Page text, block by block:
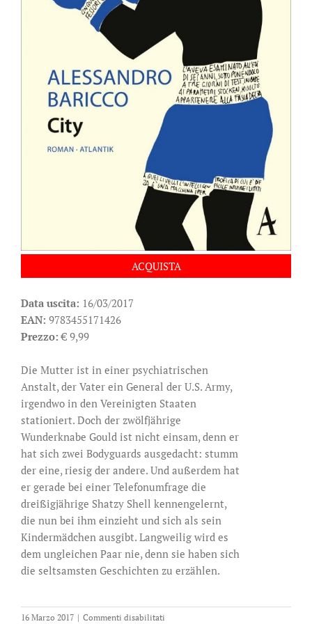
ACQUISTA
Data uscita: 16/03/2017
EAN: 9783455171426
Prezzo: € 9,99
Die Mutter ist in einer psychiatrischen
Anstalt, der Vater ein General der U.S. Army,
irgendwo in den Vereinigten Staaten
stationiert. Doch der zwölfjährige
Wunderknabe Gould ist nicht einsam, denn er
hat sich zwei Bodyguards ausgedacht: stumm
der eine, riesig der andere. Und außerdem hat
er gerade bei einer Telefonumfrage die
dreißigjährige Shatzy Shell kennengelernt,
die nun bei ihm einzieht und sich als sein
Kindermädchen ausgibt. Langweilig wird es
dem ungleichen Paar nie, denn sie haben sich
die seltsamsten Geschichten zu erzählen.
16 Marzo 2017 | Commenti disabilitati